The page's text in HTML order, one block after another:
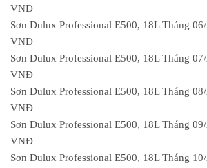
VNĐ
Sơn Dulux Professional E500, 18L Tháng
VNĐ
Sơn Dulux Professional E500, 18L Tháng
VNĐ
Sơn Dulux Professional E500, 18L Tháng
VNĐ
Sơn Dulux Professional E500, 18L Tháng
VNĐ
Sơn Dulux Professional E500, 18L Tháng